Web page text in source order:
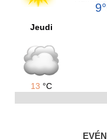
Jeudi
13 °C